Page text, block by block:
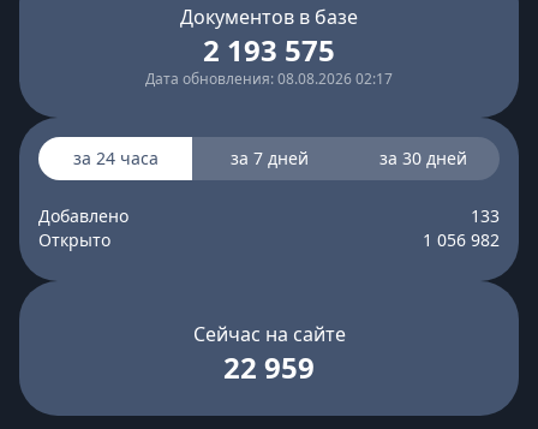
Документов в базе
2 193 575
Дата обновления: 08.08.2026 02:17
за 24 часа за 7 дней за 30 дней
Добавлено
133
Открыто
1 056 982
Сейчас на сайте
22 959